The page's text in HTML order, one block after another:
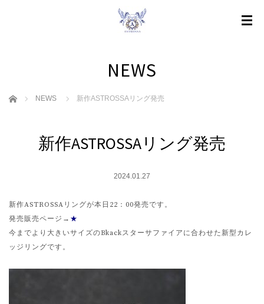
NEWS
ホーム NEWS 新作ASTROSSAリング発売
新作ASTROSSAリング発売
2024.01.27
新作ASTROSSAリングが本日22：00発売です。
発売販売ページ→ ★
今までより大きいサイズのBkackスターサファイアに合わせた新型カレ
ッジリングです。